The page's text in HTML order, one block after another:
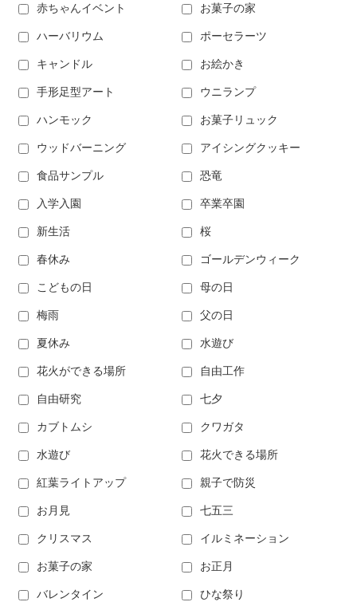
赤ちゃんイベント お菓子の家
ハーバリウム ポーセラーツ
キャンドル お絵かき
手形足型アート ウニランプ
ハンモック お菓子リュック
ウッドバーニング アイシングクッキー
食品サンプル 恐竜
入学入園 卒業卒園
新生活 桜
春休み ゴールデンウィーク
こどもの日 母の日
梅雨 父の日
夏休み 水遊び
花火ができる場所 自由工作
自由研究 七夕
カブトムシ クワガタ
水遊び 花火できる場所
紅葉ライトアップ 親子で防災
お月見 七五三
クリスマス イルミネーション
お菓子の家 お正月
バレンタイン ひな祭り